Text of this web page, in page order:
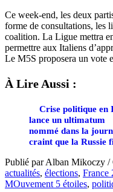
Ce week-end, les deux
forme de consultations, les
coalition. La Ligue mettra
permettre aux Italiens
Le M5S proposera un vote
À Lire Aussi :
Crise politique en
lance un ultimatum
nommé dans la
craint que la Russie
Publié par Alban Mikoczy /
actualités, élections, France
MOuvement 5 étoiles,